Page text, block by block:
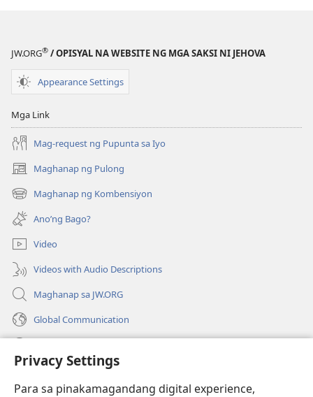
Privacy Settings
Para sa pinakamagandang digital experience,
mga
Makasariling
mga
Makasariling
JW.ORG® / OPISYAL NA WEBSITE NG MGA SAKSI NI JEHOVA
Appearance Settings
Mga Link
Mag-request ng Pupunta sa Iyo
Maghanap ng Pulong
(may
bubukas
na
bagong
window)
Maghanap ng Kombensiyon
(may
bubukas
na
bagong
window)
Ano’ng Bago?
Video
Videos with Audio Descriptions
Maghanap sa JW.ORG
Global Communication
(may